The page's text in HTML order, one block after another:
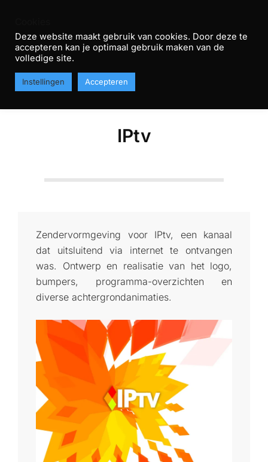
content
R
T
H
Navigation
MENU
IPtv
Zendervormgeving voor IPtv, een kanaal
dat uitsluitend via internet te ontvangen
was. Ontwerp en realisatie van het logo,
bumpers, programma-overzichten en
diverse achtergrondanimaties.
Deze website maakt gebruik van cookies. Door deze te
accepteren kan je optimaal gebruik maken van de
volledige site.
Instellingen Accepteren